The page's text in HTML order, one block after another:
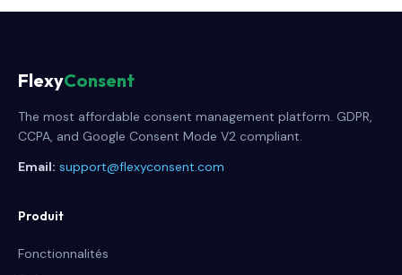
FlexyConsent
The most affordable consent management platform. GDPR,
CCPA, and Google Consent Mode V2 compliant.
Email: support@flexyconsent.com
Produit
Fonctionnalités